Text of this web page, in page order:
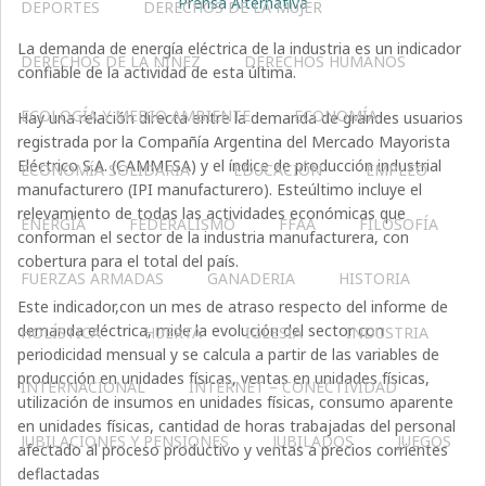
DEPORTES DERECHOS DE LA MUJER
DERECHOS DE LA NIÑEZ DERECHOS HUMANOS
ECOLOGÍA Y MEDIO AMBIENTE ECONOMÍA
ECONOMÍA SOLIDARIA EDUCACIÓN EMPLEO
ENERGÍA FEDERALISMO FFAA FILOSOFÍA
FUERZAS ARMADAS GANADERIA HISTORIA
HOLÍSTICA HUERTA IGLESIA INDUSTRIA
INTERNACIONAL INTERNET – CONECTIVIDAD
JUBILACIONES Y PENSIONES JUBILADOS JUEGOS
La demanda de energía eléctrica de la industria es un indicador
confiable de la actividad de esta última.
Hay una relación directa entre la demanda de grandes usuarios
registrada por la Compañía Argentina del Mercado Mayorista
Eléctrico S.A. (CAMMESA) y el índice de producción industrial
manufacturero (IPI manufacturero). Esteúltimo incluye el
relevamiento de todas las actividades económicas que
conforman el sector de la industria manufacturera, con
cobertura para el total del país.
Este indicador,con un mes de atraso respecto del informe de
demanda eléctrica, mide la evolución del sector con
periodicidad mensual y se calcula a partir de las variables de
producción en unidades físicas, ventas en unidades físicas,
utilización de insumos en unidades físicas, consumo aparente
en unidades físicas, cantidad de horas trabajadas del personal
afectado al proceso productivo y ventas a precios corrientes
deflactadas